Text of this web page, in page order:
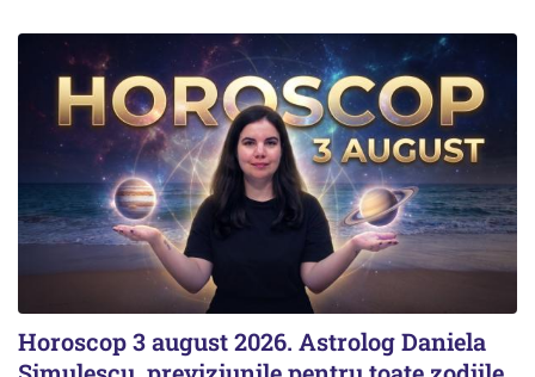
Horoscop 3 august 2026. Astrolog Daniela